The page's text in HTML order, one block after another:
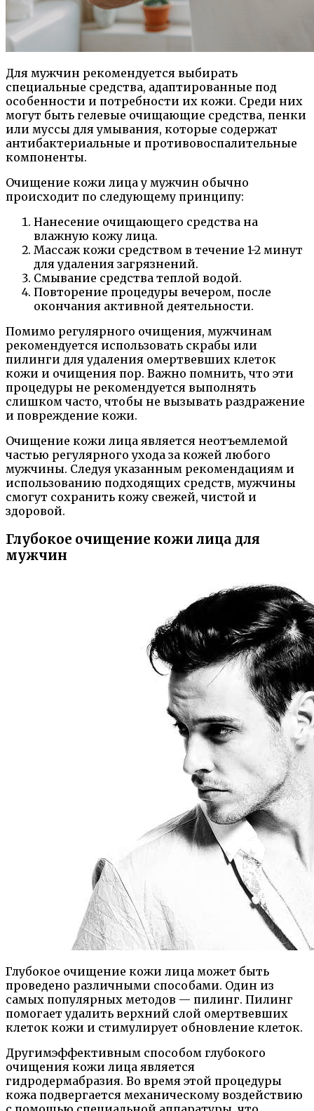
Для мужчин рекомендуется выбирать
специальные средства, адаптированные под
особенности и потребности их кожи. Среди них
могут быть гелевые очищающие средства, пенки
или муссы для умывания, которые содержат
антибактериальные и противовоспалительные
компоненты.
Очищение кожи лица у мужчин обычно
происходит по следующему принципу:
Нанесение очищающего средства на
влажную кожу лица.
Массаж кожи средством в течение 1-2 минут
для удаления загрязнений.
Смывание средства теплой водой.
Повторение процедуры вечером, после
окончания активной деятельности.
Помимо регулярного очищения, мужчинам
рекомендуется использовать скрабы или
пилинги для удаления омертвевших клеток
кожи и очищения пор. Важно помнить, что эти
процедуры не рекомендуется выполнять
слишком часто, чтобы не вызывать раздражение
и повреждение кожи.
Очищение кожи лица является неотъемлемой
частью регулярного ухода за кожей любого
мужчины. Следуя указанным рекомендациям и
использованию подходящих средств, мужчины
смогут сохранить кожу свежей, чистой и
здоровой.
Глубокое очищение кожи лица для
мужчин
Глубокое очищение кожи лица может быть
проведено различными способами. Один из
самых популярных методов — пилинг. Пилинг
помогает удалить верхний слой омертвевших
клеток кожи и стимулирует обновление клеток.
Другимэффективным способом глубокого
очищения кожи лица является
гидродермабразия. Во время этой процедуры
кожа подвергается механическому воздействию